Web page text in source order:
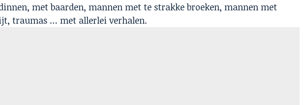
met baarden, mannen met te strakke broeken, mannen met
traumas … met allerlei verhalen.